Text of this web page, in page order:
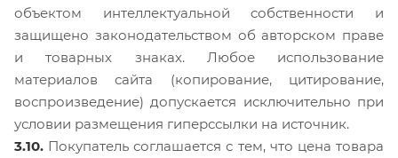
объектом интеллектуальной собственности и
защищено законодательством об авторском праве
и товарных знаках. Любое использование
материалов сайта (копирование, цитирование,
воспроизведение) допускается исключительно при
условии размещения гиперссылки на источник.
3.10. Покупатель соглашается с тем, что цена товара